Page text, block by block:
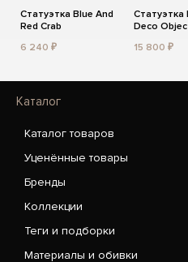
Статуэтка Blue And
Red Crab
6 240 ₽
Статуэтка
Deco
15 800 ₽
Каталог
Каталог товаров
Уценённые товары
Бренды
Коллекции
Теги и подборки
Материалы и обивки